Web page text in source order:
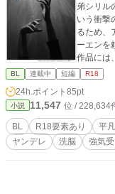
弟シリル
いう衝撃
るため、
ーエンを頼
作品には
めから受
どハード
性行為も
向を理解
ください
BL 連載中 短編 R18
24h.ポイント 85pt
小説 11,547 位 / 228,634
BL R18要素あり 平
ヤンデレ
洗脳 強気